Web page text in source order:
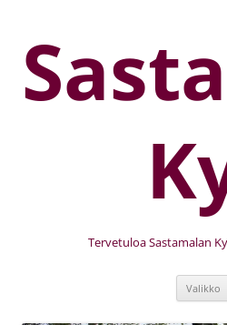
Tervetuloa Sastamalan
Valikko